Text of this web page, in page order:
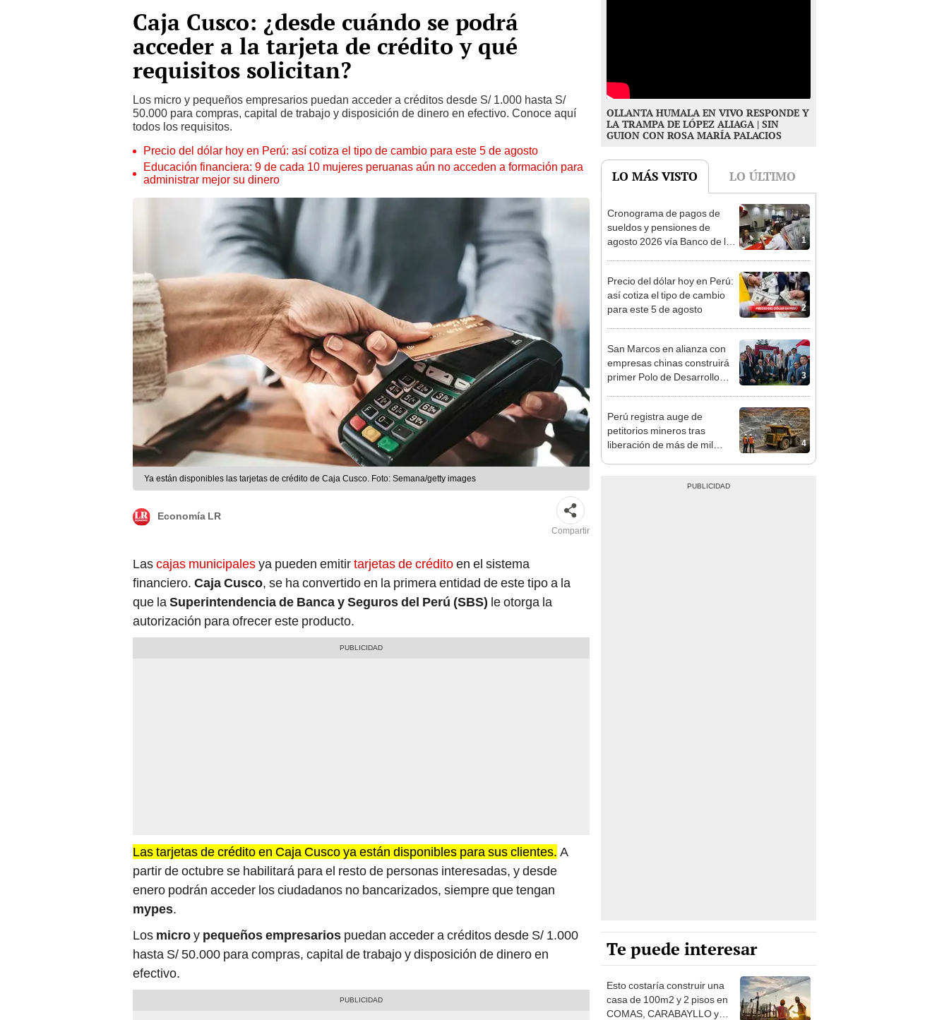
Caja Cusco: ¿desde cuándo se podrá
acceder a la tarjeta de crédito y qué
requisitos solicitan?
Los micro y pequeños empresarios puedan acceder a créditos desde S/ 1.000 hasta S/
50.000 para compras, capital de trabajo y disposición de dinero en efectivo. Conoce aquí
todos los requisitos.
Precio del dólar hoy en Perú: así cotiza el tipo de cambio para este 5 de agosto
Educación financiera: 9 de cada 10 mujeres peruanas aún no acceden a formación para
administrar mejor su dinero
Ya están disponibles las tarjetas de crédito de Caja Cusco. Foto: Semana/getty images
Economía LR
Compartir
Lascajas municipalesya pueden emitirtarjetas de créditoen el sistema
financiero. Caja Cusco, se ha convertido en la primera entidad de este tipo a la
que laSuperintendencia de Banca y Seguros del Perú (SBS) le otorga la
autorización para ofrecer este producto.
Las tarjetas de crédito en Caja Cusco ya están disponibles para sus clientes. A
partir de octubre se habilitará para el resto de personas interesadas, y desde
enero podrán acceder los ciudadanos no bancarizados, siempre que tengan
mypes.
Los microy pequeños empresarios puedan acceder a créditos desde S/ 1.000
hasta S/ 50.000 para compras, capital de trabajo y disposición de dinero en
efectivo.
OLLANTA HUMALA EN VIVO RESPONDE Y
LA TRAMPA DE LÓPEZ ALIAGA | SIN
GUION CON ROSA MARÍA PALACIOS
LO MÁS VISTO LO ÚLTIMO
1
Cronograma de pagos de
sueldos y pensiones de
agosto 2026 vía Banco de la
2
Precio del dólar hoy en Perú:
así cotiza el tipo de cambio
para este 5 de agosto
3
San Marcos en alianza con
empresas chinas construirá
primer Polo de Desarrollo
4
Perú registra auge de
petitorios mineros tras
liberación de más de mil
Te puede interesar
Esto costaría construir una
casa de 100m2 y 2 pisos en
COMAS, CARABAYLLO y